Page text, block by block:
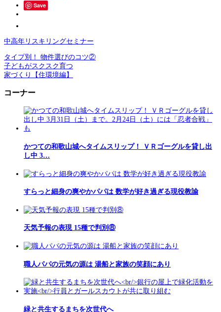
Save
中高年リスキリングセミナー
タイプ別！ 物件選びのコツ②
子どもがスクスク育つ
家づくり【住環境編】
コーナー
かつての和歌山城へタイムスリップ！ ＶＲゴーグルを貸し出
し中 3…
すらっと細身の爽やかパパは 数学が好き過ぎる現役教諭
天気予報の表現 15種で判別⑧
職人パパの元気の源は 湯船と家族の笑顔にあり
緑と共生するまちを次世代へ